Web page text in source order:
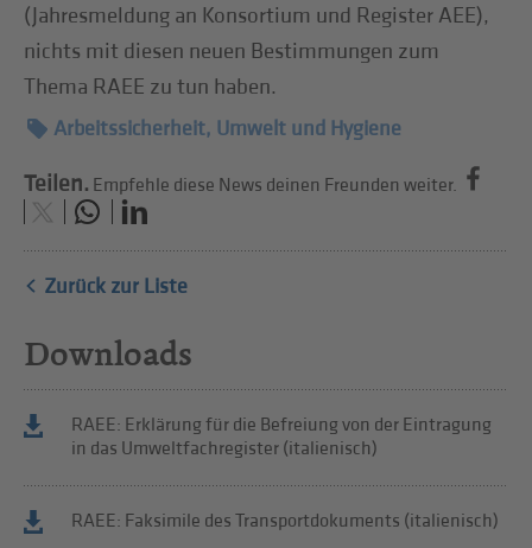
(Jahresmeldung an Konsortium und Register AEE),
nichts mit diesen neuen Bestimmungen zum
Thema RAEE zu tun haben.
Arbeitssicherheit, Umwelt und Hygiene
Teilen. Empfehle diese News deinen Freunden weiter.
Zurück zur Liste
Downloads
RAEE: Erklärung für die Befreiung von der Eintragung
in das Umweltfachregister (italienisch)
RAEE: Faksimile des Transportdokuments (italienisch)